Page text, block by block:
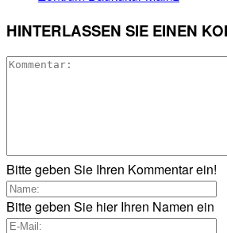
HINTERLASSEN SIE EINEN
Bitte geben Sie Ihren Kommentar ein!
Bitte geben Sie hier Ihren Namen ein